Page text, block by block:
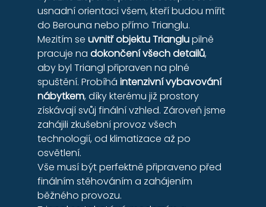
usnadní orientaci všem, kteří budou mířit
do Berouna nebo přímo Trianglu.
Mezitím se uvnitř objektu Trianglu pilně
pracuje na dokončení všech detailů,
aby byl Triangl připraven na plné
spuštění. Probíhá intenzivní vybavování
nábytkem, díky kterému již prostory
získávají svůj finální vzhled. Zároveň jsme
zahájili zkušební provoz všech
technologií, od klimatizace až po
osvětlení.
Vše musí být perfektně připraveno před
finálním stěhováním a zahájením
běžného provozu.